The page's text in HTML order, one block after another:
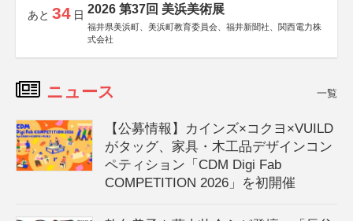
あと 34 日 2026 第37回 美浜美術展
福井県美浜町、美浜町教育委員会、福井新聞社、関西電力株
式会社
ニュース 一覧
【公募情報】カインズ×コクヨ×VUILD
がタッグ、家具・木工品デザインコン
ペティション「CDM Digi Fab
COMPETITION 2026」を初開催